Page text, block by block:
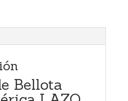
kgr.
Bellota